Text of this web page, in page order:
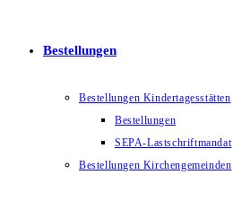
Bestellungen
Bestellungen Kindertagesstätten
Bestellungen
SEPA-Lastschriftmandat
Bestellungen Kirchengemeinden